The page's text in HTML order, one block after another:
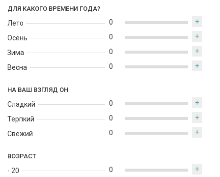
ДЛЯ КАКОГО ВРЕМЕНИ ГОДА?
Лето
Осень
Зима
Весна
0 +
0 +
0 +
0 +
НА ВАШ ВЗГЛЯД ОН
Сладкий
Терпкий
Свежий
0 +
0 +
0 +
ВОЗРАСТ
- 20
0 +